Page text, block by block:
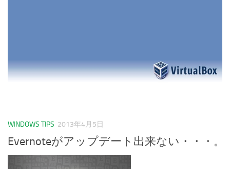
WINDOWS TIPS 2013年4月5日
Evernoteがアップデート出来ない・・・。